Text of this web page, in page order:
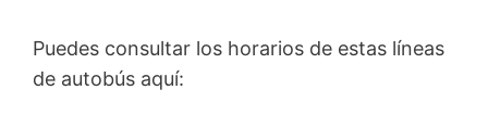
Puedes consultar los horarios de estas líneas
de autobús aquí: